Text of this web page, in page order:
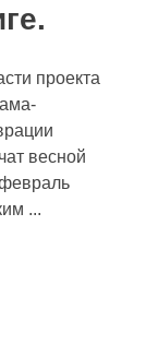
проекта
весной
...